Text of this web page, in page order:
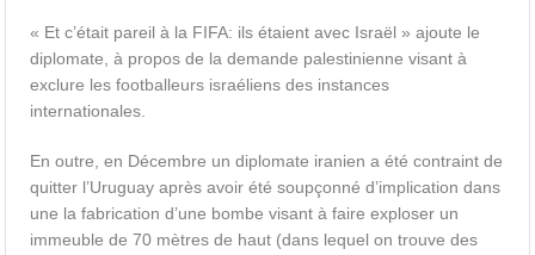
« Et c’était pareil à la FIFA: ils étaient avec Israël » ajoute le
diplomate, à propos de la demande palestinienne visant à
exclure les footballeurs israéliens des instances
internationales.
En outre, en Décembre un diplomate iranien a été contraint de
quitter l’Uruguay après avoir été soupçonné d’implication dans
une la fabrication d’une bombe visant à faire exploser un
immeuble de 70 mètres de haut (dans lequel on trouve des